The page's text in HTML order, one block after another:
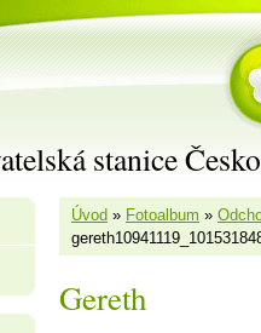
stanice
Úvod » Fotoalbum »
Gereth